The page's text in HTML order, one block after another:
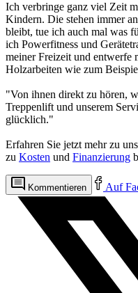
Ich verbringe ganz viel Zeit
Kindern. Die stehen immer
bleibt, tue ich auch mal was
ich Powerfitness und
meiner Freizeit und entwerfe
Holzarbeiten wie zum
"Von ihnen direkt zu hören,
Treppenlift und unserem
glücklich."
Erfahren Sie jetzt mehr zu
zu Kosten und Finanzierung
Kommentieren Auf